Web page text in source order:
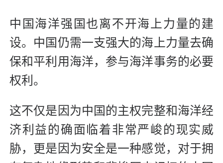
中国海洋强国也离不开海上力量的建
设。中国仍需一支强大的海上力量去确
保和平利用海洋，参与海洋事务的必要
权利。
这不仅是因为中国的主权完整和海洋经
济利益的确面临着非常严峻的现实威
胁，更是因为安全是一种感觉，对于拥